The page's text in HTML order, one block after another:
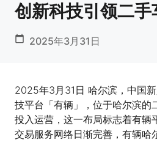
创新科技引领二
2025年3月31日
2025年3月31日 哈尔滨，中国
技平台「有辆」，位于哈尔滨的
投入运营，这一布局标志着有辆
交易服务网络日渐完善，有辆哈